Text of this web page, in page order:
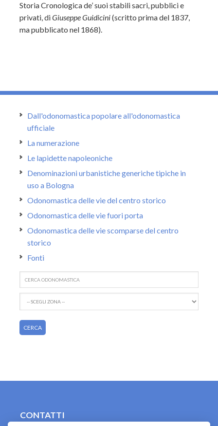
Storia Cronologica de’ suoi stabili sacri, pubblici e
privati, diGiuseppe Guidicini(scritto prima del 1837,
ma pubblicato nel 1868).
Dall'odonomastica popolare all'odonomastica
ufficiale
La numerazione
Le lapidette napoleoniche
Denominazioni urbanistiche generiche tipiche in
uso a Bologna
Odonomastica delle vie del centro storico
Odonomastica delle vie fuori porta
Odonomastica delle vie scomparse del centro
storico
Fonti
CONTATTI